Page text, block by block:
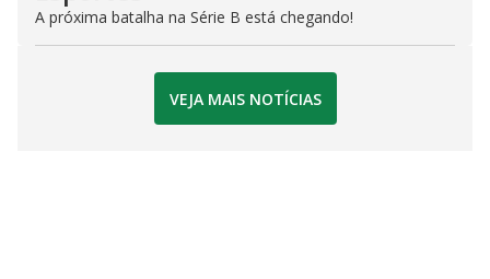
A próxima batalha na Série B está chegando!
VEJA MAIS NOTÍCIAS